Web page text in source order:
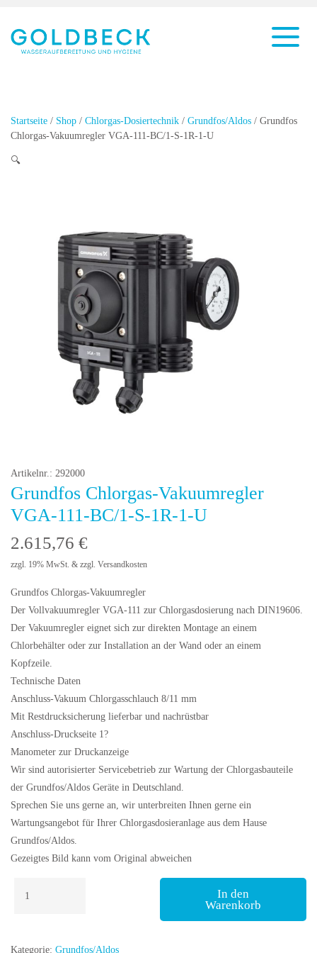
Startseite / Shop / Chlorgas-Dosiertechnik / Grundfos/Aldos / Grundfos
Chlorgas-Vakuumregler VGA-111-BC/1-S-1R-1-U
🔍
Artikelnr.: 292000
Grundfos Chlorgas-Vakuumregler
VGA-111-BC/1-S-1R-1-U
2.615,76 €
zzgl. 19% MwSt. & zzgl. Versandkosten
Grundfos Chlorgas-Vakuumregler
Der Vollvakuumregler VGA-111 zur Chlorgasdosierung nach DIN19606.
Der Vakuumregler eignet sich zur direkten Montage an einem
Chlorbehälter oder zur Installation an der Wand oder an einem
Kopfzeile.
Technische Daten
Anschluss-Vakuum Chlorgasschlauch 8/11 mm
Mit Restdrucksicherung lieferbar und nachrüstbar
Anschluss-Druckseite 1?
Manometer zur Druckanzeige
Wir sind autorisierter Servicebetrieb zur Wartung der Chlorgasbauteile
der Grundfos/Aldos Geräte in Deutschland.
Sprechen Sie uns gerne an, wir unterbreiten Ihnen gerne ein
Wartungsangebot für Ihrer Chlorgasdosieranlage aus dem Hause
Grundfos/Aldos.
Gezeigtes Bild kann vom Original abweichen
Chlorgas-
111-
In den
Warenkorb
Kategorie: Grundfos/Aldos